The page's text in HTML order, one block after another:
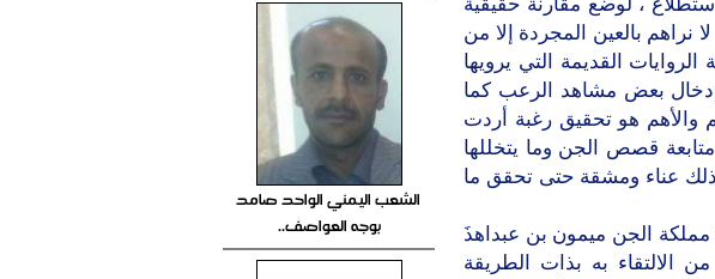
نراهم بالعين المجردة إلا من
القديمة التي يرويها
بعض مشاهد الرعب كما
والأهم هو تحقيق رغبة أردت
قصص الجن وما يتخللها
عناء ومشقة حتى تحقق ما
الجن ميمون بن عبداهذَ
الالتقاء به بذات الطريقة
الشعب اليمني الواحد صامد
بوجه العواصف..